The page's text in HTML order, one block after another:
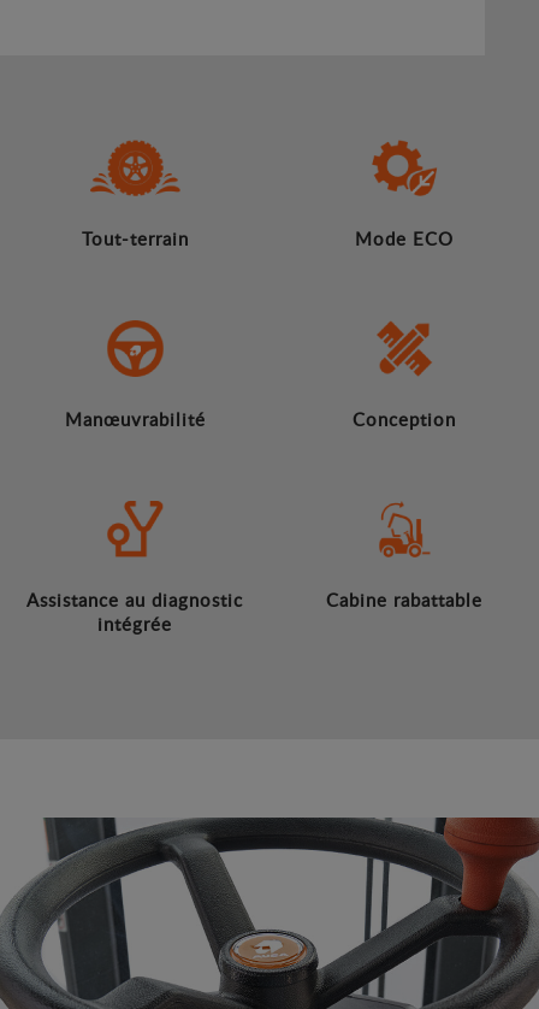
Tout-terrain Mode ECO
Manœuvrabilité Conception
Assistance au diagnostic
intégrée
Cabine rabattable